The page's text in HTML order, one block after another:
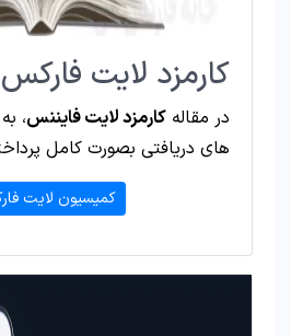
کارمزد لایت فارکس
در مقاله کارمزد لایت فایننس،
های دریافتی بصورت کامل
کمیسیون لایت